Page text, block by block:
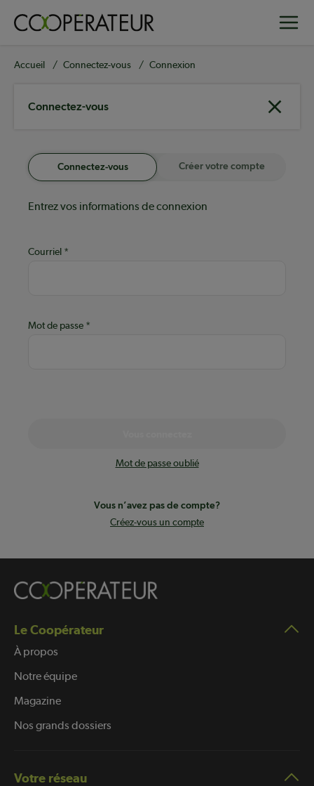
principal
Fil
Accueil Connectez-vous Connexion
Connectez-vous
Connectez-vous Créer votre compte
Entrez vos informations de connexion
Courriel
Mot de passe
Mot de passe oublié
Vous n’avez pas de compte?
Créez-vous un compte
Le Coopérateur
À propos
Notre équipe
Magazine
Nos grands dossiers
Votre réseau